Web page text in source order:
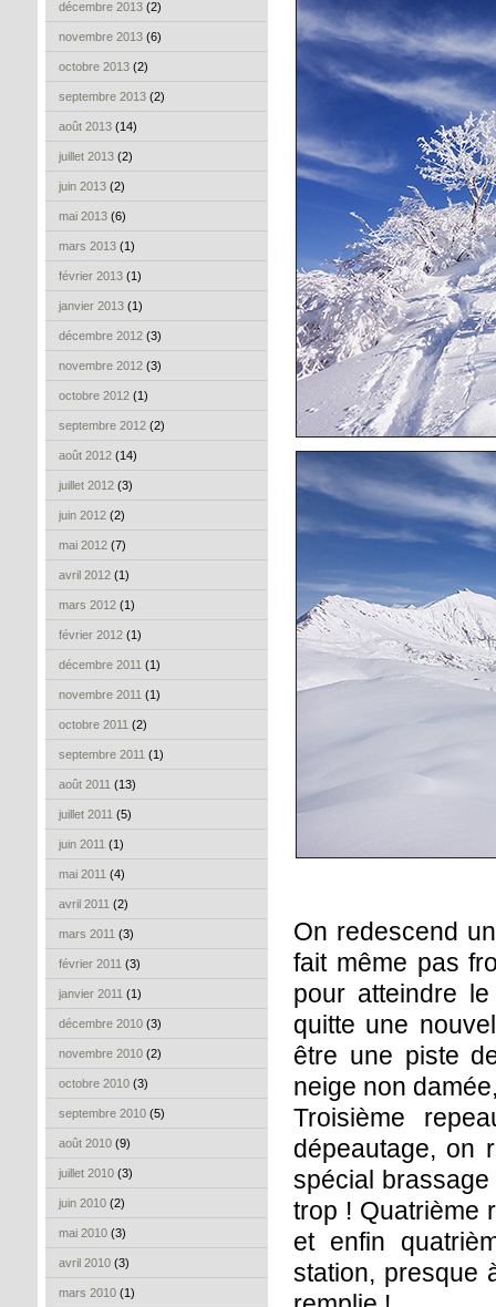
décembre 2013 (2)
novembre 2013 (6)
octobre 2013 (2)
septembre 2013 (2)
août 2013 (14)
juillet 2013 (2)
juin 2013 (2)
mai 2013 (6)
mars 2013 (1)
février 2013 (1)
janvier 2013 (1)
décembre 2012 (3)
novembre 2012 (3)
octobre 2012 (1)
septembre 2012 (2)
août 2012 (14)
juillet 2012 (3)
juin 2012 (2)
mai 2012 (7)
avril 2012 (1)
mars 2012 (1)
février 2012 (1)
décembre 2011 (1)
novembre 2011 (1)
octobre 2011 (2)
septembre 2011 (1)
août 2011 (13)
juillet 2011 (5)
juin 2011 (1)
mai 2011 (4)
avril 2011 (2)
mars 2011 (3)
février 2011 (3)
janvier 2011 (1)
décembre 2010 (3)
novembre 2010 (2)
octobre 2010 (3)
septembre 2010 (5)
août 2010 (9)
juillet 2010 (3)
juin 2010 (2)
mai 2010 (3)
avril 2010 (3)
mars 2010 (1)
On redescend
fait même pas
pour atteindre
quitte une
être une piste
neige non
Troisième
dépeautage, on
spécial
trop ! Quatrième
et enfin
station, presque